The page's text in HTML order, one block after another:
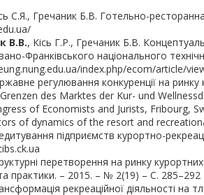
С.Я., Гречаник Б.В. Готельно-
В.В., Кісь Г.Р., Гречаник Б.В.
Франківського національного
index.php/ecom/article/
регулювання конкуренції на
des Marktes der Kur- und
of Economists and Jurists, Fribourg,
of dynamics of the resort and
підприємств курортно-
перетворення на ринку
практики. – 2015. – № 2(19) – С. 285–292
рекреаційної діяльності на